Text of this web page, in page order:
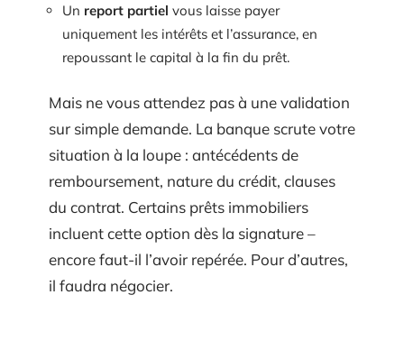
Un report partiel vous laisse payer
uniquement les intérêts et l’assurance, en
repoussant le capital à la fin du prêt.
Mais ne vous attendez pas à une validation
sur simple demande. La banque scrute votre
situation à la loupe : antécédents de
remboursement, nature du crédit, clauses
du contrat. Certains prêts immobiliers
incluent cette option dès la signature –
encore faut-il l’avoir repérée. Pour d’autres,
il faudra négocier.